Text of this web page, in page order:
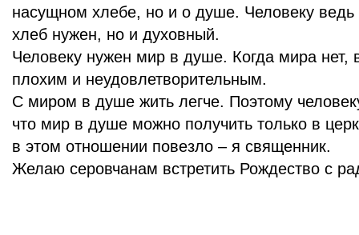
насущном хлебе, но и о душе. Человеку ведь
хлеб нужен, но и духовный.
Человеку нужен мир в душе. Когда мира нет,
плохим и неудовлетворительным.
С миром в душе жить легче. Поэтому
что мир в душе можно получить только в
в этом отношении повезло – я священник.
Желаю серовчанам встретить Рождество с